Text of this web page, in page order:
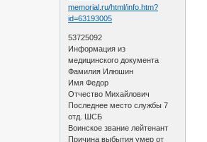
memorial.ru/html/info.htm?
id=63193005
53725092
Информация из
медицинского документа
Фамилия Илюшин
Имя Федор
Отчество Михайлович
Последнее место службы 7
отд. ШСБ
Воинское звание лейтенант
Причина выбытия умер от